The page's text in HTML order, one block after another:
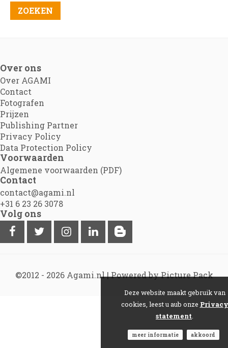
Over ons
Over AGAMI
Contact
Fotografen
Prijzen
Publishing Partner
Privacy Policy
Data Protection Policy
Voorwaarden
Algemene voorwaarden (PDF)
Contact
contact@agami.nl
+31 6 23 26 3078
Volg ons
©2012 - 2026 Agami.nl|Powered by Picture Pack
Deze website maakt gebruik van
cookies, leest u aub onze Privacy
statement
meer informatie akkoord